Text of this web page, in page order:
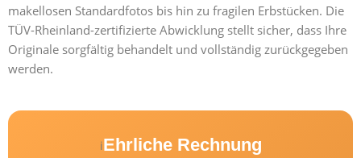
makellosen Standardfotos bis hin zu fragilen Erbstücken. Die
TÜV-Rheinland-zertifizierte Abwicklung stellt sicher, dass Ihre
Originale sorgfältig behandelt und vollständig zurückgegeben
werden.
iEhrliche Rechnung